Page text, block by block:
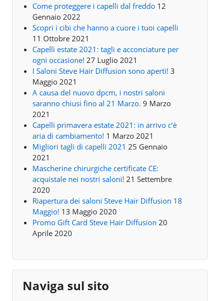
Come proteggere i capelli dal freddo 12
Gennaio 2022
Scopri i cibi che hanno a cuore i tuoi capelli
11 Ottobre 2021
Capelli estate 2021: tagli e acconciature per
ogni occasione! 27 Luglio 2021
I Saloni Steve Hair Diffusion sono aperti! 3
Maggio 2021
A causa del nuovo dpcm, i nostri saloni
saranno chiusi fino al 21 Marzo. 9 Marzo
2021
Capelli primavera estate 2021: in arrivo c’è
aria di cambiamento! 1 Marzo 2021
Migliori tagli di capelli 2021 25 Gennaio
2021
Mascherine chirurgiche certificate CE:
acquistale nei nostri saloni! 21 Settembre
2020
Riapertura dei saloni Steve Hair Diffusion 18
Maggio! 13 Maggio 2020
Promo Gift Card Steve Hair Diffusion 20
Aprile 2020
Naviga sul sito